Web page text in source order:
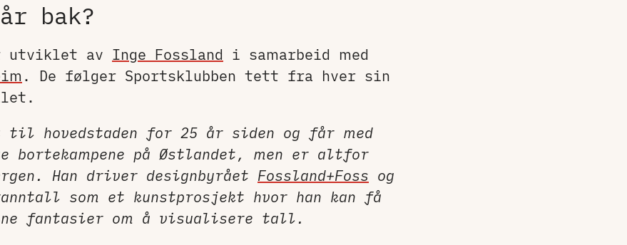
bak?
utviklet av Inge Fossland i samarbeid med
. De følger Sportsklubben tett fra hver sin
hovedstaden for 25 år siden og får med
bortekampene på Østlandet, men er altfor
Han driver designbyrået Fossland+Foss og
som et kunstprosjekt hvor han kan få
fantasier om å visualisere tall.